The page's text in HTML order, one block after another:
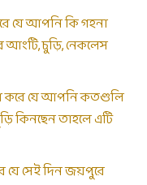
যে আপনি কি গহনা
আংটি, চুড়ি, নেকলেস
করে যে আপনি কতগুলি
কিনছেন তাহলে এটি
যে সেই দিন জয়পুরে